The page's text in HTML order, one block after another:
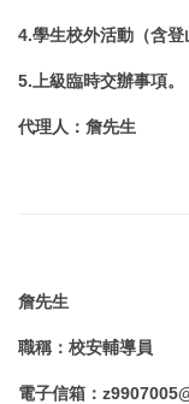
4.學生校外活動（含登
5.上級臨時交辦事項。
代理人 ： 詹先生
詹先生
職稱 ： 校安輔導員
電子信箱 ：